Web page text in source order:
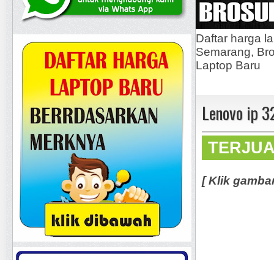
Daftar harga
Semarang,
Laptop Baru
Lenovo ip
[ Klik